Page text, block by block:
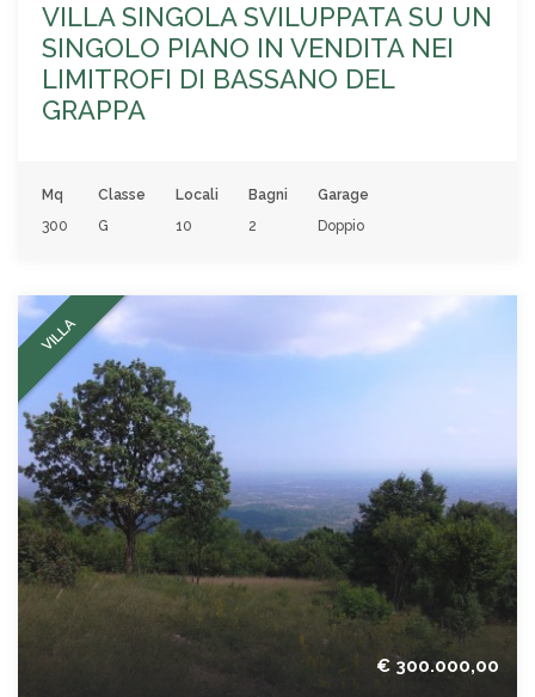
VILLA SINGOLA SVILUPPATA SU UN
SINGOLO PIANO IN VENDITA NEI
LIMITROFI DI BASSANO DEL
GRAPPA
Mq
300
Classe
G
Locali
10
Bagni
2
Garage
Doppio
VILLA
€ 300.000,00